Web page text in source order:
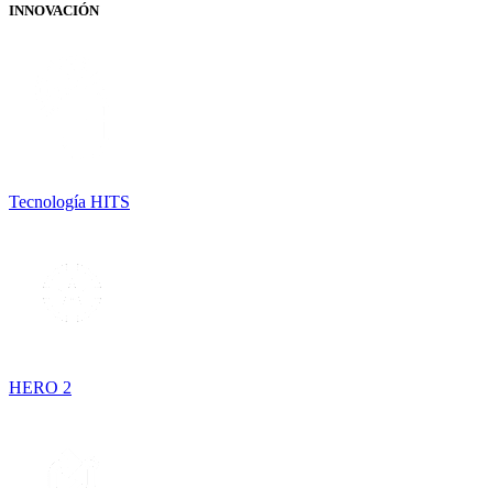
INNOVACIÓN
Tecnología HITS
HERO 2